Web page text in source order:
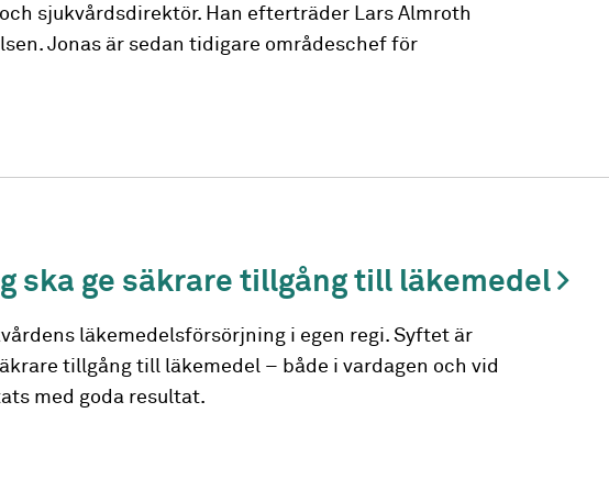
sjukvårdsdirektör. Han efterträder Lars Almroth
Jonas är sedan tidigare områdeschef för
ska ge säkrare tillgång till läkemedel
läkemedelsförsörjning i egen regi. Syftet är
tillgång till läkemedel – både i vardagen och vid
med goda resultat.